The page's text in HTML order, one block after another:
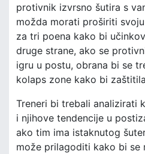
protivnik izvrsno šutira s
možda morati proširiti
za tri poena kako bi
druge strane, ako se
igru u postu, obrana bi se
kolaps zone kako bi
Treneri bi trebali analizirati
i njihove tendencije u
ako tim ima istaknutog
može prilagoditi kako bi se